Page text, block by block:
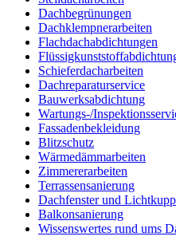
Dachbegrünungen
Dachklempnerarbeiten
Flachdachabdichtungen
Schieferdacharbeiten
Dachreparaturservice
Bauwerksabdichtung
Wartungs-/
Fassadenbekleidung
Blitzschutz
Wärmedämmarbeiten
Zimmererarbeiten
Terrassensanierung
Dachfenster und
Balkonsanierung
Wissenswertes rund ums